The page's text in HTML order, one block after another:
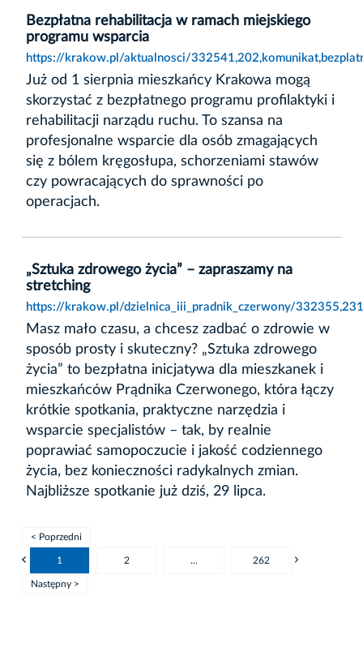
Bezpłatna rehabilitacja w ramach miejskiego
programu wsparcia
https://krakow.pl/aktualnosci/
Już od 1 sierpnia mieszkańcy Krakowa mogą
skorzystać z bezpłatnego programu profilaktyki i
rehabilitacji narządu ruchu. To szansa na
profesjonalne wsparcie dla osób zmagających
się z bólem kręgosłupa, schorzeniami stawów
czy powracających do sprawności po
operacjach.
„Sztuka zdrowego życia” – zapraszamy na
stretching
https://krakow.pl/dzielnica_iii_pradnik_czerwony/
Masz mało czasu, a chcesz zadbać o zdrowie w
sposób prosty i skuteczny? „Sztuka zdrowego
życia” to bezpłatna inicjatywa dla mieszkanek i
mieszkańców Prądnika Czerwonego, która łączy
krótkie spotkania, praktyczne narzędzia i
wsparcie specjalistów – tak, by realnie
poprawiać samopoczucie i jakość codziennego
życia, bez konieczności radykalnych zmian.
Najbliższe spotkanie już dziś, 29 lipca.
< Poprzedni
1 2 ... 262
Następny >